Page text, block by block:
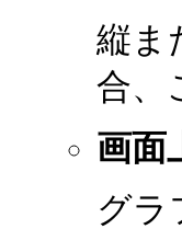
縦ま
合、
画面
グラ